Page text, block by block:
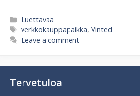
Categories
Luettavaa
Tags
verkkokauppapaikka,Vinted
Leave a comment
Tervetuloa